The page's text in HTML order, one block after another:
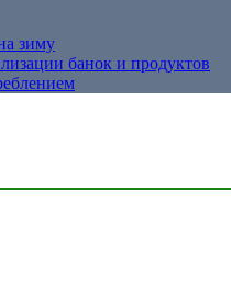
зиму
банок и продуктов